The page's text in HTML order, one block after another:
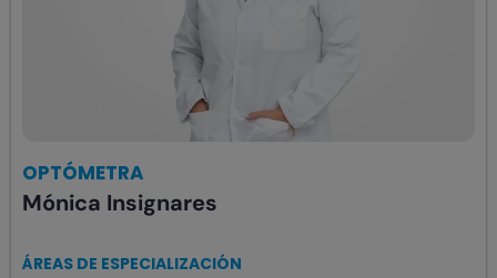
OPTÓMETRA
Mónica Insignares
ÁREAS DE ESPECIALIZACIÓN